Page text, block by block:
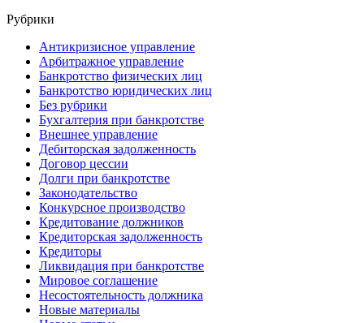
Рубрики
Антикризисное управление
Арбитражное управление
Банкротство физических лиц
Банкротство юридических лиц
Без рубрики
Бухгалтерия при банкротстве
Внешнее управление
Дебиторская задолженность
Договор цессии
Долги при банкротстве
Законодательство
Конкурсное производство
Кредитование должников
Кредиторская задолженность
Кредиторы
Ликвидация при банкротстве
Мировое соглашение
Несостоятельность должника
Новые материалы